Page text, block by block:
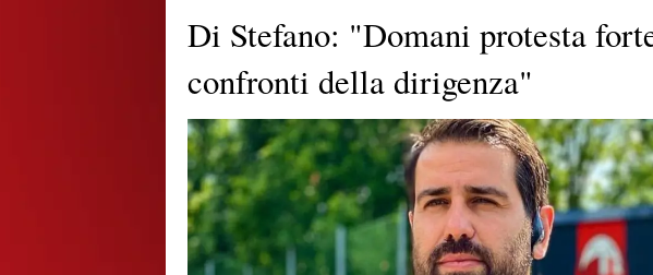
Di Stefano: "Domani protesta
confronti della dirigenza"